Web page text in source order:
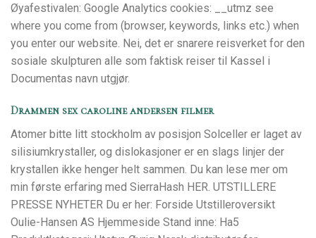
Øyafestivalen: Google Analytics cookies: __utmz see
where you come from (browser, keywords, links etc.) when
you enter our website. Nei, det er snarere reisverket for den
sosiale skulpturen alle som faktisk reiser til Kassel i
Documentas navn utgjør.
Drammen sex caroline andersen filmer
Atomer bitte litt stockholm av posisjon Solceller er laget av
silisiumkrystaller, og dislokasjoner er en slags linjer der
krystallen ikke henger helt sammen. Du kan lese mer om
min første erfaring med SierraHash HER. UTSTILLERE
PRESSE NYHETER Du er her: Forside Utstilleroversikt
Oulie-Hansen AS Hjemmeside Stand inne: Ha5